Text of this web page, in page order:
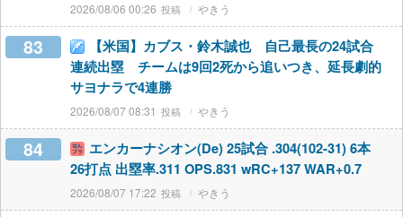
2026/08/06 00:26 やきう
83
【米国】カブス・鈴木誠也 自己最長の24試合
連続出塁 チームは9回2死から追いつき、延長劇的
サヨナラで4連勝
2026/08/07 08:31 やきう
84
エンカーナシオン(De) 25試合 .304(102-31) 6本
26打点 出塁率.311 OPS.831 wRC+137 WAR+0.7
2026/08/07 17:22 やきう